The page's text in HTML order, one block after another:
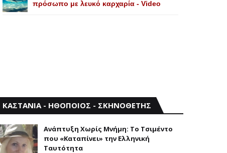
πρόσωπο με λευκό καρχαρία - Video
ΚΑΣΤΑΝΙΑ - ΗΘΟΠΟΙΟΣ - ΣΚΗΝΟΘΕΤΗΣ
Aνάπτυξη Xωρίς Mνήμη: Το Τσιμέντο
που «Καταπίνει» την Ελληνική
Ταυτότητα